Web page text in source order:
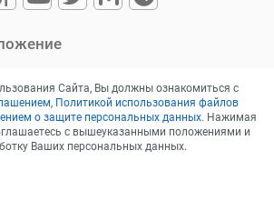
Сайта, Вы должны ознакомиться с
, Политикой использования файлов
о защите персональных данных. Нажимая
с вышеуказанными положениями и
Ваших персональных данных.